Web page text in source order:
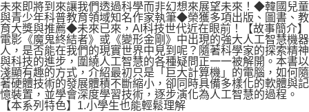
未來即將到來讓我們透過科學而非幻想來展望未來！◆韓國兒童
與青少年科普教育領域知名作家執筆◆榮獲多項出版、圖書、教
育大獎與推薦◆未來已來，AI科技世代近在眼前！【故事簡介】
電影《魔鬼終結者》或《變形金剛》中出現的強大人工智慧機器
人，是否能在我們的現實世界中見到呢？隨著科學家的探索精神
與科技的進步，圍繞人工智慧的各種疑問正一一被解開。本書以
淺顯有趣的方式，介紹最初只是「巨大計算機」的電腦，如何隨
著硬體技術的發展體積不斷縮小，卻同時具備多樣化的軟體與記
憶裝置，並學會深度學習技術，逐步演化為人工智慧的過程。
【本系列特色】1.小學生也能輕鬆理解